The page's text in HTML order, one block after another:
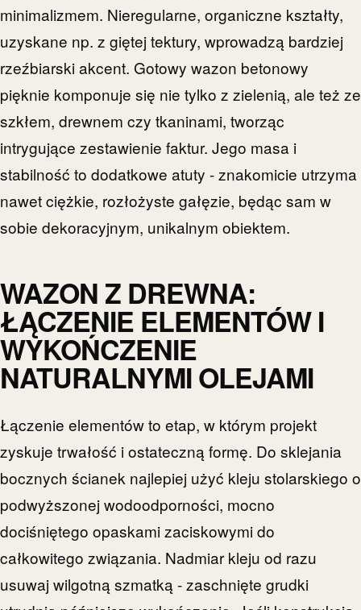
minimalizmem. Nieregularne, organiczne kształty,
uzyskane np. z giętej tektury, wprowadzą bardziej
rzeźbiarski akcent. Gotowy wazon betonowy
pięknie komponuje się nie tylko z zielenią, ale też ze
szkłem, drewnem czy tkaninami, tworząc
intrygujące zestawienie faktur. Jego masa i
stabilność to dodatkowe atuty - znakomicie utrzyma
nawet ciężkie, rozłożyste gałęzie, będąc sam w
sobie dekoracyjnym, unikalnym obiektem.
WAZON Z DREWNA:
ŁĄCZENIE ELEMENTÓW I
WYKOŃCZENIE
NATURALNYMI OLEJAMI
Łączenie elementów to etap, w którym projekt
zyskuje trwałość i ostateczną formę. Do sklejania
bocznych ścianek najlepiej użyć kleju stolarskiego o
podwyższonej wodoodporności, mocno
dociśniętego opaskami zaciskowymi do
całkowitego związania. Nadmiar kleju od razu
usuwaj wilgotną szmatką - zaschnięte grudki